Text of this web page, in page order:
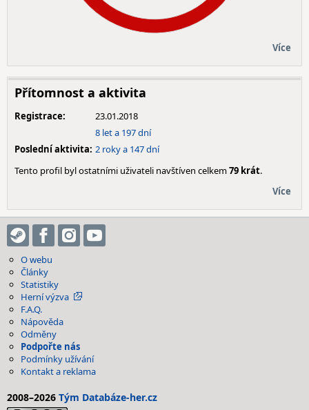
Více
Přítomnost a aktivita
Registrace:
23.01.2018
8 let a 197 dní
Poslední aktivita: 2 roky a 147 dní
Tento profil byl ostatními uživateli navštíven celkem79 krát.
Více
O webu
Články
Statistiky
Herní výzva
F.A.Q.
Nápověda
Odměny
Podpořte nás
Podmínky užívání
Kontakt a reklama
2008–2026 Tým Databáze-her.cz